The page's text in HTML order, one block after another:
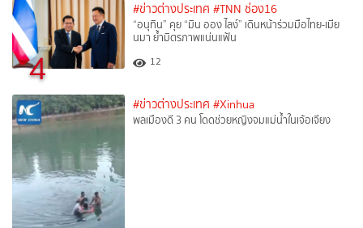
4
#ข่าวต่างประเทศ #TNN ช่อง16
“อนุทิน” คุย “มิน ออง ไลง์” เดินหน้าร่วมมือไทย-เมีย
นมา ย้ำมิตรภาพแน่นแฟ้น
12
#ข่าวต่างประเทศ #Xinhua
พลเมืองดี 3 คน โดดช่วยหญิงจมแม่น้ำในเจ้อเจียง